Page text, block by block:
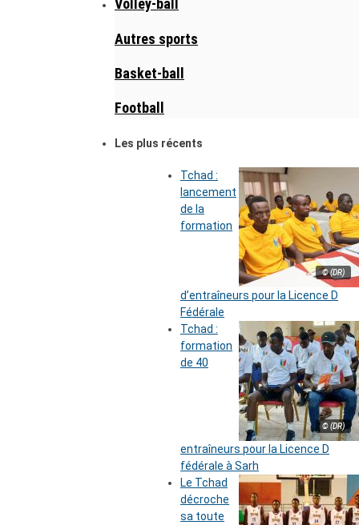
Volley-ball
Autres sports
Basket-ball
Football
Les plus récents
© (DR)
Tchad :
lancement
de la
formation
d’entraîneurs pour la Licence D
Fédérale
© (DR)
Tchad :
formation
de 40
entraîneurs pour la Licence D
fédérale à Sarh
Le Tchad
décroche
sa toute